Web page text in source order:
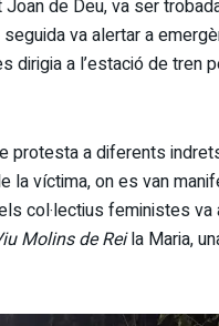
de Deu, va ser
va alertar a
dirigia a l’estació de tren
protesta a diferents
la víctima, on es van
col·lectius feministes va
Molins de Reila Maria,